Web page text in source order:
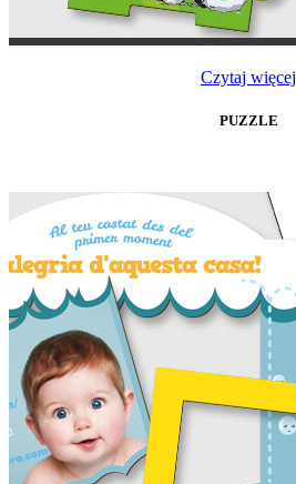
Czytaj więcej
PUZZLE